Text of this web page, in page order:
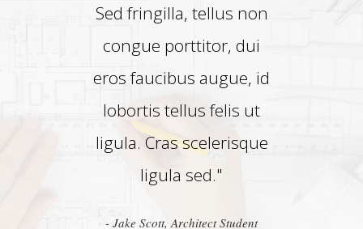
fringilla, tellus non
porttitor, dui
faucibus augue, id
tellus felis ut
Cras scelerisque
, Architect Student
Sea ex nemore
delicatissimi,
disputationi pri
usu nobis
ius labore